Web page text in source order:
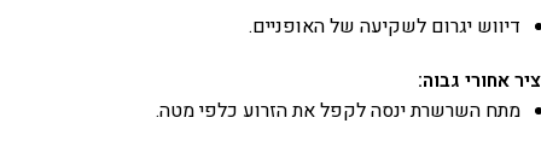
דיווש יגרום לשקיעה של האופניים.
ציר אחורי גבוה:
מתח השרשרת ינסה לקפל את הזרוע כלפי מטה.